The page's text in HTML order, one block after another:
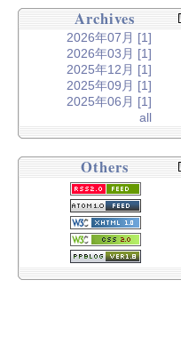
Archives
2026年07月 [1]
2026年03月 [1]
2025年12月 [1]
2025年09月 [1]
2025年06月 [1]
all
Others